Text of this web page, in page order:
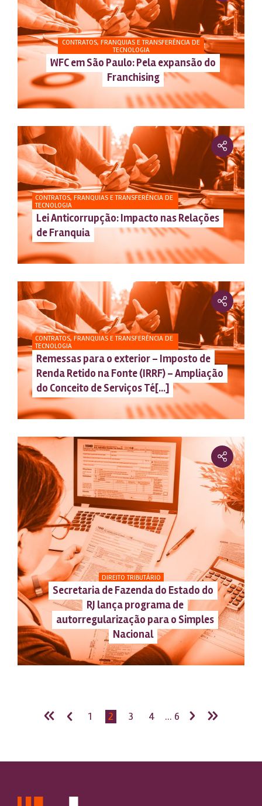
CONTRATOS, FRANQUIAS E TRANSFERÊNCIA DE
TECNOLOGIA
WFC em São Paulo: Pela expansão do
Franchising
CONTRATOS, FRANQUIAS E TRANSFERÊNCIA DE
TECNOLOGIA
Lei Anticorrupção: Impacto nas Relações
de Franquia
CONTRATOS, FRANQUIAS E TRANSFERÊNCIA DE
TECNOLOGIA
Remessas para o exterior – Imposto de
Renda Retido na Fonte (IRRF) – Ampliação
do Conceito de Serviços Té[...]
DIREITO TRIBUTÁRIO
Secretaria de Fazenda do Estado do
RJ lança programa de
autorregularização para o Simples
Nacional
« ‹ 1 2 3 4 ... 6 › »